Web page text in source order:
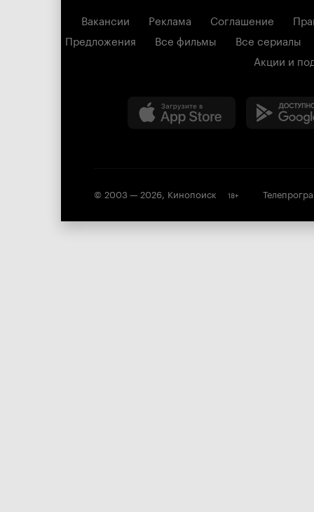
Вакансии Реклама Соглашение
Предложения
Все фильмы
Все сериалы
Акции и
© 2003 — 2026, Кинопоиск 18+